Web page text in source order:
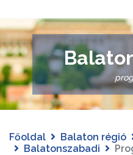
Főoldal Balaton régió
Balatonszabadi